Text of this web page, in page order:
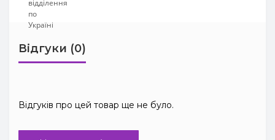
Відгуки (0)
Відгуків про цей товар ще не було.